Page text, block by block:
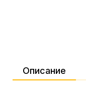
Описание